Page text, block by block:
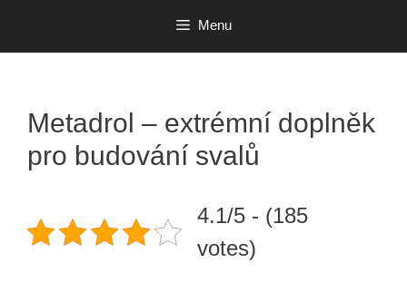
Menu
Metadrol – extrémní doplněk
pro budování svalů
4.1/5 - (185
votes)